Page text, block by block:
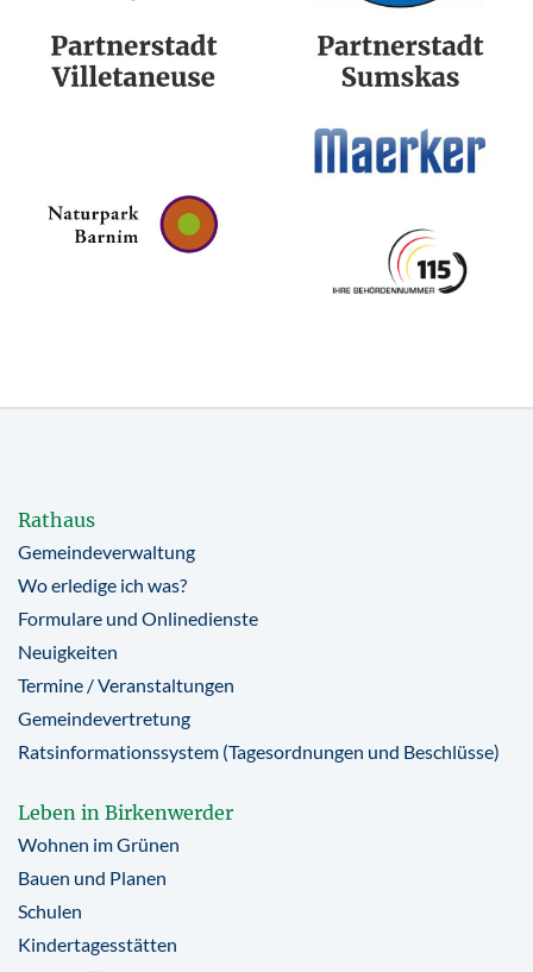
Rathaus
Gemeindeverwaltung
Wo erledige ich was?
Formulare und Onlinedienste
Neuigkeiten
Termine / Veranstaltungen
Gemeindevertretung
Ratsinformationssystem (Tagesordnungen und Beschlüsse)
Leben in Birkenwerder
Wohnen im Grünen
Bauen und Planen
Schulen
Kindertagesstätten